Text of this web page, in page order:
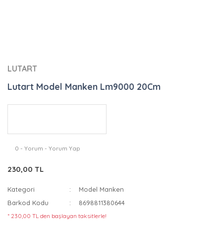
LUTART
Lutart Model Manken Lm9000 20Cm
0 - Yorum - Yorum Yap
230,00 TL
Kategori
Model Manken
Barkod Kodu
8698811380644
* 230,00 TL den başlayan taksitlerle!